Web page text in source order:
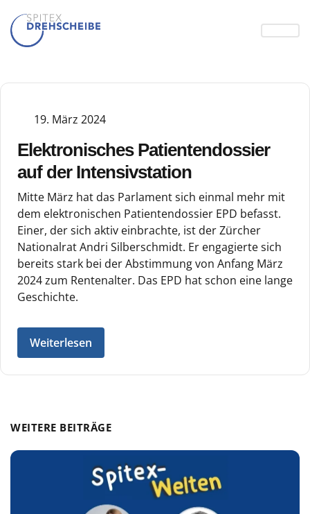
19. März 2024
Elektronisches Patientendossier
auf der Intensivstation
Mitte März hat das Parlament sich einmal mehr mit
dem elektronischen Patientendossier EPD befasst.
Einer, der sich aktiv einbrachte, ist der Zürcher
Nationalrat Andri Silberschmidt. Er engagierte sich
bereits stark bei der Abstimmung von Anfang März
2024 zum Rentenalter. Das EPD hat schon eine lange
Geschichte.
Weiterlesen
WEITERE BEITRÄGE